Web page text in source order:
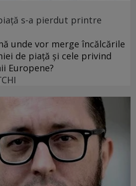
s-a pierdut printre
unde vor merge încălcările
de piață și cele privind
Europene?